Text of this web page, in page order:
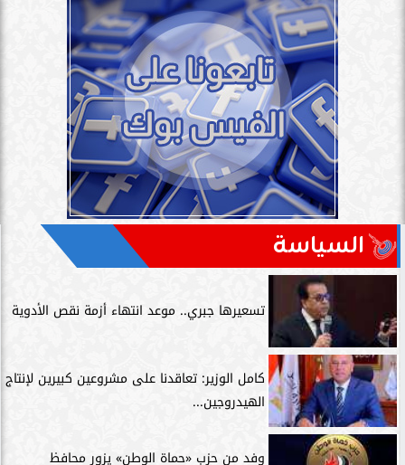
السياسة
تسعيرها جبري.. موعد انتهاء أزمة نقص الأدوية
كامل الوزير: تعاقدنا على مشروعين كبيرين لإنتاج
الهيدروجين...
وفد من حزب «حماة الوطن» يزور محافظ